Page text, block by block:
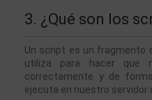
3. ¿Qué son los
Un script es un fragmento
utiliza para hacer que
correctamente y de
ejecuta en nuestro servidor